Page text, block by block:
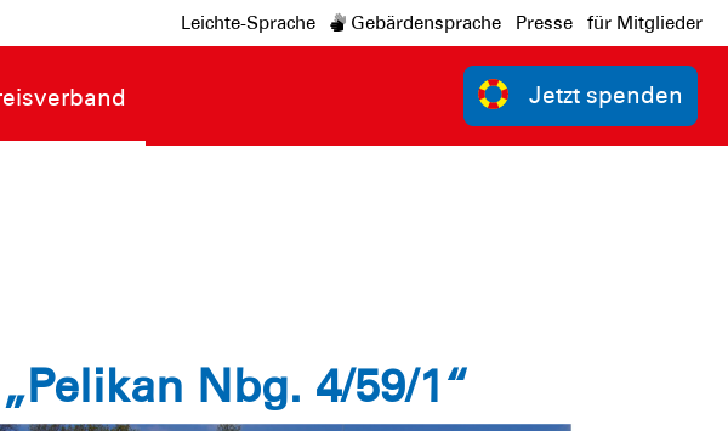
Leichte-Sprache Gebärdensprache Presse für Mitglieder
Jetzt spenden
Nbg. 4/59/1“